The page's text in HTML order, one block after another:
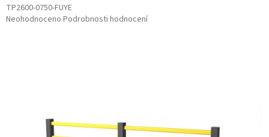
TP2600-0750-FUYE
Průměrné
Neohodnoceno Podrobnosti hodnocení